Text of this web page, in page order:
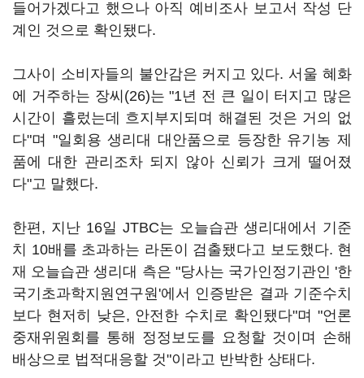
들어가겠다고 했으나 아직 예비조사 보고서 작성 단
계인 것으로 확인됐다.
그사이 소비자들의 불안감은 커지고 있다. 서울 혜화
에 거주하는 장씨(26)는 "1년 전 큰 일이 터지고 많은
시간이 흘렀는데 흐지부지되며 해결된 것은 거의 없
다"며 "일회용 생리대 대안품으로 등장한 유기농 제
품에 대한 관리조차 되지 않아 신뢰가 크게 떨어졌
다"고 말했다.
한편, 지난 16일 JTBC는 오늘습관 생리대에서 기준
치 10배를 초과하는 라돈이 검출됐다고 보도했다. 현
재 오늘습관 생리대 측은 "당사는 국가인정기관인 '한
국기초과학지원연구원'에서 인증받은 결과 기준수치
보다 현저히 낮은, 안전한 수치로 확인됐다"며 "언론
중재위원회를 통해 정정보도를 요청할 것이며 손해
배상으로 법적대응할 것"이라고 반박한 상태다.